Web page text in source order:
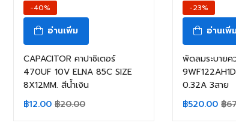
-40%
อ่านเพิ่ม
CAPACITOR คาปาซิเตอร์
470UF 10V ELNA 85C SIZE
8X12MM. สีน้ำเงิน
฿12.00 ฿20.00
-23%
อ่านเพิ่
พัดลมระบายค
0.32A 3สาย
฿520.00 ฿